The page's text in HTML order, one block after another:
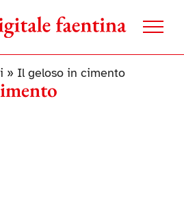
» Il geloso in cimento